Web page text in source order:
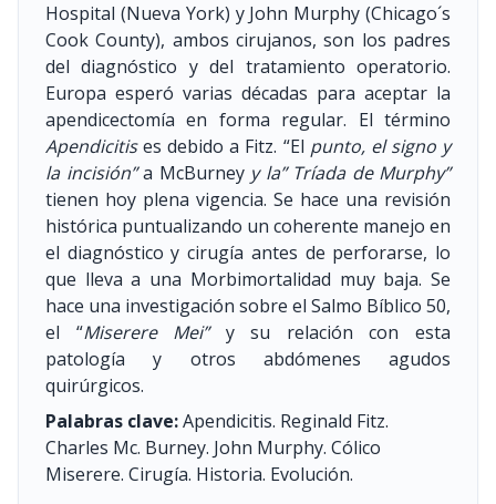
Hospital (Nueva York) y John Murphy (Chicago´s
Cook County), ambos cirujanos, son los padres
del diagnóstico y del tratamiento operatorio.
Europa esperó varias décadas para aceptar la
apendicectomía en forma regular. El término
Apendicitises debido a Fitz. “El punto, el signo y
la incisión”a McBurney y la” Tríada de Murphy”
tienen hoy plena vigencia. Se hace una revisión
histórica puntualizando un coherente manejo en
el diagnóstico y cirugía antes de perforarse, lo
que lleva a una Morbimortalidad muy baja. Se
hace una investigación sobre el Salmo Bíblico 50,
el “Miserere Mei” y su relación con esta
patología y otros abdómenes agudos
quirúrgicos.
Palabras clave:Apendicitis. Reginald Fitz.
Charles Mc. Burney. John Murphy. Cólico
Miserere. Cirugía. Historia. Evolución.